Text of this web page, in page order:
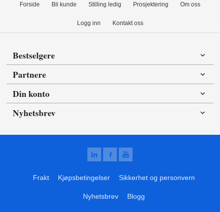
Forside Bli kunde Stilling ledig Prosjektering Om oss
Logg inn Kontakt oss
Bestselgere
Partnere
Din konto
Nyhetsbrev
Frakt Kjøpsbetingelser Sikkerhet og personvern
Nyhetsbrev Blogg